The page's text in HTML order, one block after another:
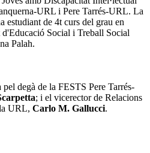
URL i Pere Tarrés-URL. La
estudiant de 4t curs del grau en
Social i Treball Social
Palah.
pel degà de la FESTS Pere Tarrés-
; i el vicerector de Relacions
URL, Carlo M. Gallucci.